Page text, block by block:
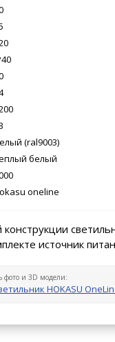
(ral9003)
белый
oneline
источник
фото и 3D модели:
HOKASU